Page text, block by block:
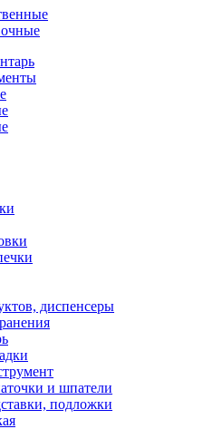
диспенсеры
и шпатели
подложки